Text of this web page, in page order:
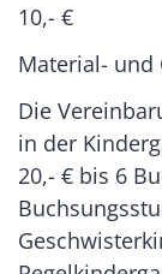
10,- €
Material- und
Die
in der
20,- € bis 6